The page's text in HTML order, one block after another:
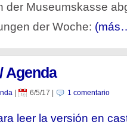
der Museumskasse
der Woche:
Agenda
| 6/5/17 1 comentarioen
/
leer la versión en